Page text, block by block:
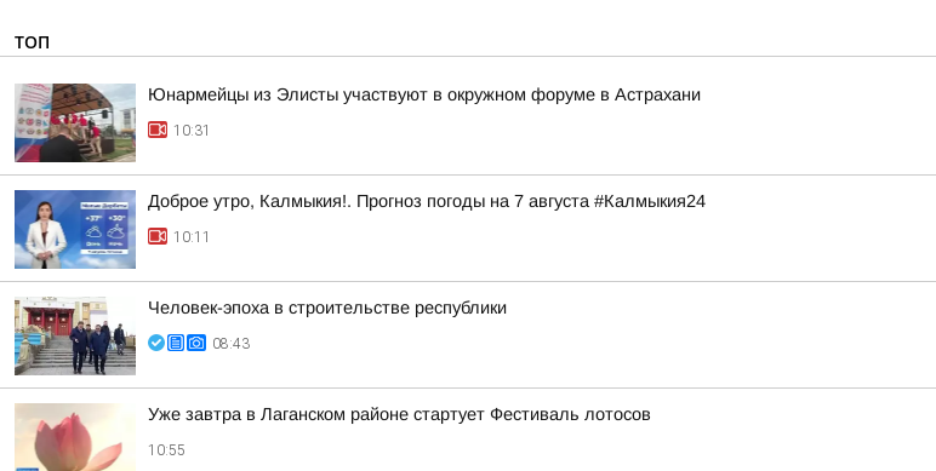
ТОП
Юнармейцы из Элисты участвуют в окружном форуме в Астрахани
10:31
Доброе утро, Калмыкия!. Прогноз погоды на 7 августа #Калмыкия24
10:11
Человек-эпоха в строительстве республики
08:43
Уже завтра в Лаганском районе стартует Фестиваль лотосов
10:55